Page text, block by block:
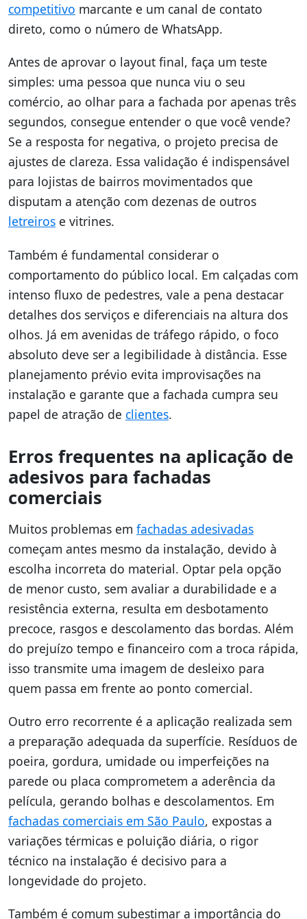
competitivo marcante e um canal de contato
direto, como o número de WhatsApp.
Antes de aprovar o layout final, faça um teste
simples: uma pessoa que nunca viu o seu
comércio, ao olhar para a fachada por apenas três
segundos, consegue entender o que você vende?
Se a resposta for negativa, o projeto precisa de
ajustes de clareza. Essa validação é indispensável
para lojistas de bairros movimentados que
disputam a atenção com dezenas de outros
letreiros e vitrines.
Também é fundamental considerar o
comportamento do público local. Em calçadas com
intenso fluxo de pedestres, vale a pena destacar
detalhes dos serviços e diferenciais na altura dos
olhos. Já em avenidas de tráfego rápido, o foco
absoluto deve ser a legibilidade à distância. Esse
planejamento prévio evita improvisações na
instalação e garante que a fachada cumpra seu
papel de atração de clientes.
Erros frequentes na aplicação de
adesivos para fachadas
comerciais
Muitos problemas em fachadas adesivadas
começam antes mesmo da instalação, devido à
escolha incorreta do material. Optar pela opção
de menor custo, sem avaliar a durabilidade e a
resistência externa, resulta em desbotamento
precoce, rasgos e descolamento das bordas. Além
do prejuízo tempo e financeiro com a troca rápida,
isso transmite uma imagem de desleixo para
quem passa em frente ao ponto comercial.
Outro erro recorrente é a aplicação realizada sem
a preparação adequada da superfície. Resíduos de
poeira, gordura, umidade ou imperfeições na
parede ou placa comprometem a aderência da
película, gerando bolhas e descolamentos. Em
fachadas comerciais em São Paulo, expostas a
variações térmicas e poluição diária, o rigor
técnico na instalação é decisivo para a
longevidade do projeto.
Também é comum subestimar a importância do